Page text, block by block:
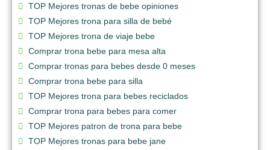
TOP Mejores tronas de bebe opiniones
TOP Mejores trona para silla de bebé
TOP Mejores trona de viaje bebe
Comprar trona bebe para mesa alta
Comprar tronas para bebes desde 0 meses
Comprar trona bebe para silla
TOP Mejores trona para bebes reciclados
Comprar trona para bebes para comer
TOP Mejores patron de trona para bebe
TOP Mejores tronas para bebe jane